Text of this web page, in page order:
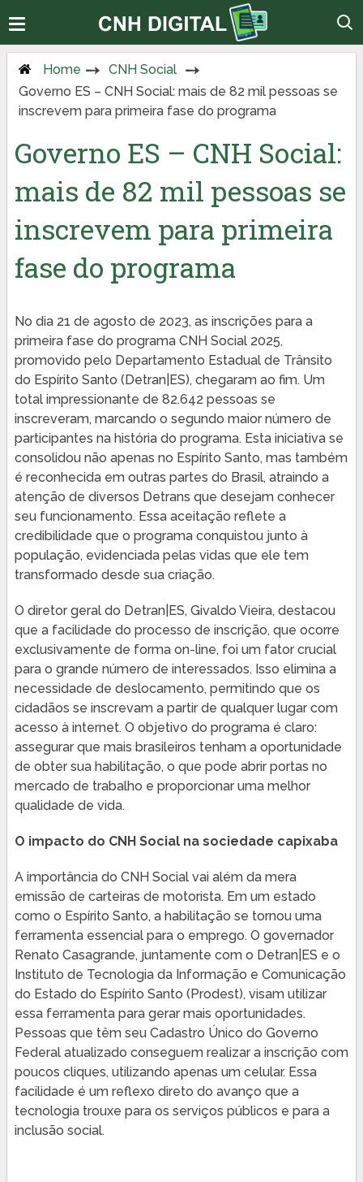
Home
CNH Social
Governo ES – CNH Social: mais de 82 mil pessoas se
inscrevem para primeira fase do programa
Governo ES – CNH Social:
mais de 82 mil pessoas se
inscrevem para primeira
fase do programa
No dia 21 de agosto de 2023, as inscrições para a
primeira fase do programa CNH Social 2025,
promovido pelo Departamento Estadual de Trânsito
do Espírito Santo (Detran|ES), chegaram ao fim. Um
total impressionante de 82.642 pessoas se
inscreveram, marcando o segundo maior número de
participantes na história do programa. Esta iniciativa se
consolidou não apenas no Espírito Santo, mas também
é reconhecida em outras partes do Brasil, atraindo a
atenção de diversos Detrans que desejam conhecer
seu funcionamento. Essa aceitação reflete a
credibilidade que o programa conquistou junto à
população, evidenciada pelas vidas que ele tem
transformado desde sua criação.
O diretor geral do Detran|ES, Givaldo Vieira, destacou
que a facilidade do processo de inscrição, que ocorre
exclusivamente de forma on-line, foi um fator crucial
para o grande número de interessados. Isso elimina a
necessidade de deslocamento, permitindo que os
cidadãos se inscrevam a partir de qualquer lugar com
acesso à internet. O objetivo do programa é claro:
assegurar que mais brasileiros tenham a oportunidade
de obter sua habilitação, o que pode abrir portas no
mercado de trabalho e proporcionar uma melhor
qualidade de vida.
O impacto do CNH Social na sociedade capixaba
A importância do CNH Social vai além da mera
emissão de carteiras de motorista. Em um estado
como o Espírito Santo, a habilitação se tornou uma
ferramenta essencial para o emprego. O governador
Renato Casagrande, juntamente com o Detran|ES e o
Instituto de Tecnologia da Informação e Comunicação
do Estado do Espírito Santo (Prodest), visam utilizar
essa ferramenta para gerar mais oportunidades.
Pessoas que têm seu Cadastro Único do Governo
Federal atualizado conseguem realizar a inscrição com
poucos cliques, utilizando apenas um celular. Essa
facilidade é um reflexo direto do avanço que a
tecnologia trouxe para os serviços públicos e para a
inclusão social.